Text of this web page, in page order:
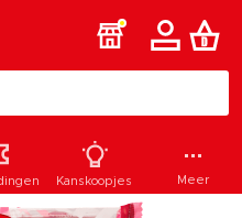
Kanskoopjes Meer